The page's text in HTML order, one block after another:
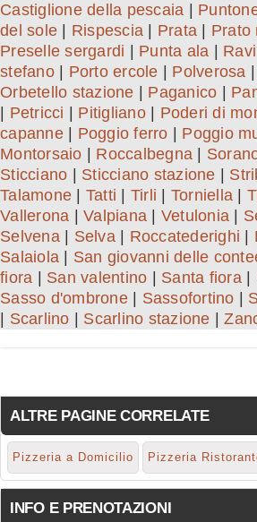
Castiglione della pescaia
del sole
Rispescia Prata Prato
Preselle sergardi
Punta ala Ravi
stefano| Porto ercole Polverosa
Orbetello stazione
Paganico
Petricci Pitigliano| Poderi di
capanne| Poggio ferro Poggio
Montorsaio
Roccalbegna
Sticciano
Sticciano stazione
Talamone
Tatti Tirli Torniella
Vallerona
Valpiana Vetulonia
Selvena| Selva| Roccatederighi
Salaiola
San giovanni delle
fiora
San valentino Santa fiora|
Sasso d'ombrone| Sassofortino
Scarlino Scarlino stazione |
ALTRE PAGINE CORRELATE
Pizzeria a Domicilio Pizzeria
INFO E PRENOTAZIONI